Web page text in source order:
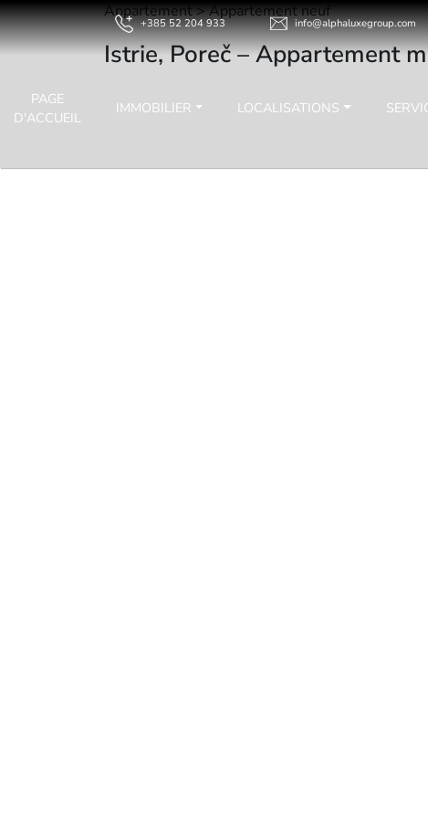
+385 52 204 933 info@alphaluxegroup.com
PAGE
D'ACCUEIL
IMMOBILIER LOCALISATIONS
Appartement > Appartement neuf
Istrie, Poreč – Appartement